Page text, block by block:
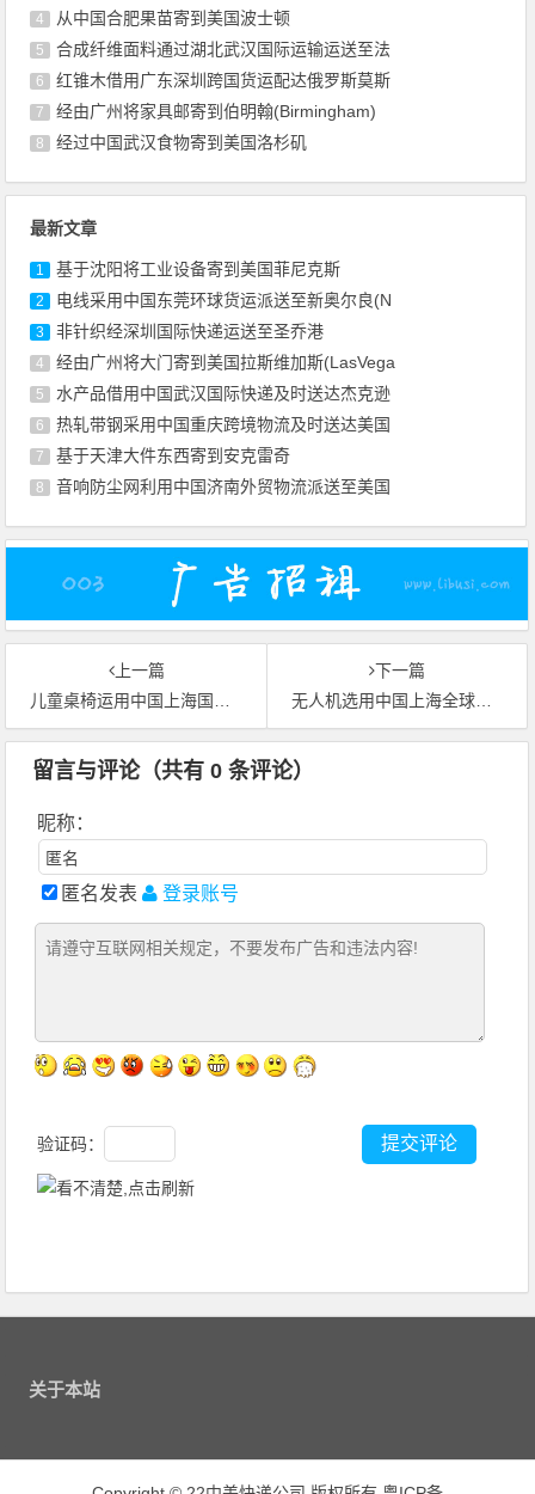
4 从中国合肥果苗寄到美国波士顿
5 合成纤维面料通过湖北武汉国际运输运送至法
6 红锥木借用广东深圳跨国货运配达俄罗斯莫斯
7 经由广州将家具邮寄到伯明翰(Birmingham)
8 经过中国武汉食物寄到美国洛杉矶
最新文章
1 基于沈阳将工业设备寄到美国菲尼克斯
2 电线采用中国东莞环球货运派送至新奥尔良(N
3 非针织经深圳国际快递运送至圣乔港
4 经由广州将大门寄到美国拉斯维加斯(LasVega
5 水产品借用中国武汉国际快递及时送达杰克逊
6 热轧带钢采用中国重庆跨境物流及时送达美国
7 基于天津大件东西寄到安克雷奇
8 音响防尘网利用中国济南外贸物流派送至美国
上一篇
儿童桌椅运用中国上海国际运输运抵泰国林查班港
下一篇
无人机选用中国上海全球物流高效送达美国洛杉矶
留言与评论（共有0 条评论）
昵称：
匿名发表 登录账号
验证码：
关于本站